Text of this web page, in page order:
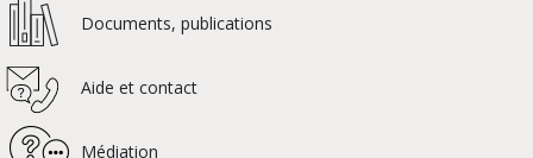
Documents, publications
Aide et contact
Médiation